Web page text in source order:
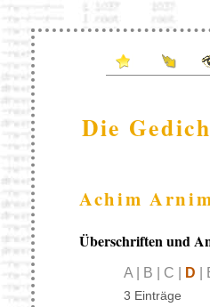
Die
Achim
Überschriften und
A | B | C | D |
3 Einträge